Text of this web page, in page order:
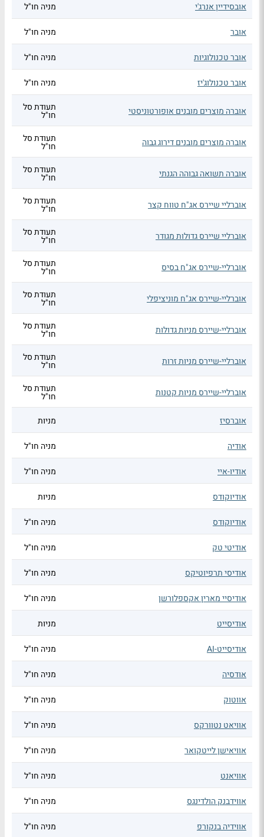
אובסידיין אנרג'י מניה חו"ל
אובר מניה חו"ל
אובר טכנולוגיות מניה חו"ל
אובר טכנולוג'יז מניה חו"ל
אוברה מוצרים מובנים אופורטוניסטי תעודת סל
חו"ל
אוברה מוצרים מובנים דירוג גבוה תעודת סל
חו"ל
אוברה תשואה גבוהה הגנתי תעודת סל
חו"ל
אוברליי שיירס אג"ח טווח קצר תעודת סל
חו"ל
אוברליי שיירס גדולות מגודר תעודת סל
חו"ל
אוברליי-שיירס אג"ח בסיס תעודת סל
חו"ל
אוברליי-שיירס אג"ח מוניציפלי תעודת סל
חו"ל
אוברליי-שיירס מניות גדולות תעודת סל
חו"ל
אוברליי-שיירס מניות זרות תעודת סל
חו"ל
אוברליי-שיירס מניות קטנות תעודת סל
חו"ל
אוברסיז
מניות
אודיה מניה חו"ל
אודיו-איי מניה חו"ל
אודיוקודס מניות
אודיוקודס מניה חו"ל
אודיטי טק מניה חו"ל
אודיסי תרפיוטיקס מניה חו"ל
אודיסיי מארין אקספלורשן מניה חו"ל
אודיסייט מניות
אודיסייט-AI מניה חו"ל
אודסיה מניה חו"ל
אווטוק מניה חו"ל
אוויאט נטוורקס מניה חו"ל
אוויאישן לייטקואר מניה חו"ל
אוויאנט מניה חו"ל
אווידבנק הולדינגס מניה חו"ל
אווידיה בנקורפ מניה חו"ל